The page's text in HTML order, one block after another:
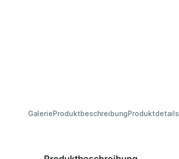
GalerieProduktbeschreibungProduktdetails